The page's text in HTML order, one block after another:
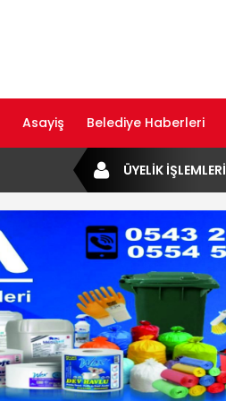
Asayiş Belediye Haberleri
ÜYELİK İŞLEMLERİ